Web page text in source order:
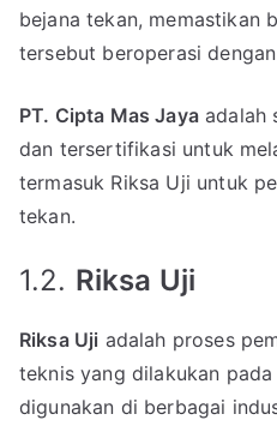
bejana tekan, memastikan
tersebut beroperasi
PT. Cipta Mas Jayaadalah
dan tersertifikasi untuk
termasuk Riksa Uji untuk
tekan.
1.2. Riksa Uji
Riksa Uji adalah proses
teknis yang dilakukan
digunakan di berbagai